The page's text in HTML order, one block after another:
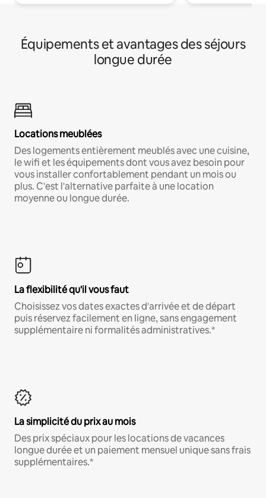
Équipements et avantages des séjours
longue durée
Locations meublées
Des logements entièrement meublés avec une cuisine,
le wifi et les équipements dont vous avez besoin pour
vous installer confortablement pendant un mois ou
plus. C'est l'alternative parfaite à une location
moyenne ou longue durée.
La flexibilité qu'il vous faut
Choisissez vos dates exactes d'arrivée et de départ
puis réservez facilement en ligne, sans engagement
supplémentaire ni formalités administratives.*
La simplicité du prix au mois
Des prix spéciaux pour les locations de vacances
longue durée et un paiement mensuel unique sans frais
supplémentaires.*